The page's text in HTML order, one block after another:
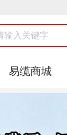
易缆商城